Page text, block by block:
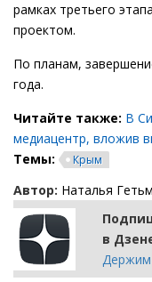
рамках третьего
проектом.
По планам,
года.
Читайте также: В
медиацентр, вложив
Темы:
Крым
Автор: Наталья
в
Держим